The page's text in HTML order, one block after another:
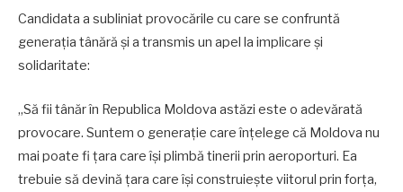
Candidata a subliniat provocările cu care se confruntă
generația tânără și a transmis un apel la implicare și
solidaritate:
„Să fii tânăr în Republica Moldova astăzi este o adevărată
provocare. Suntem o generație care înțelege că Moldova nu
mai poate fi țara care își plimbă tinerii prin aeroporturi. Ea
trebuie să devină țara care își construiește viitorul prin forța,